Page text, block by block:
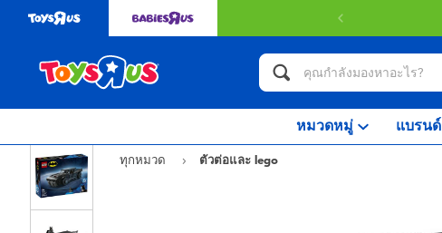
หมวดหมู่ แบรนด์
ทุกหมวด ตัวต่อและ lego